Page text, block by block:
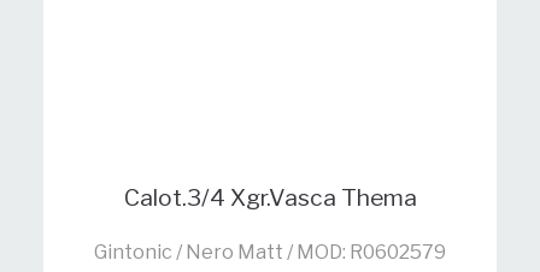
Calot.3/4 Xgr.Vasca Thema
Gintonic / Nero Matt / MOD: R0602579